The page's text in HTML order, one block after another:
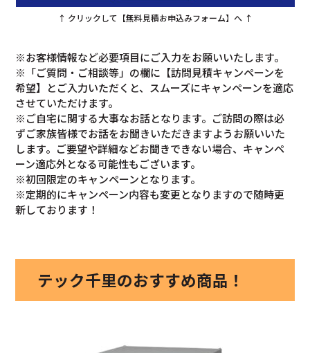
↑ クリックして【無料見積お申込みフォーム】へ ↑
※お客様情報など必要項目にご入力をお願いいたします。
※「ご質問・ご相談等」の欄に【訪問見積キャンペーンを
希望】とご入力いただくと、スムーズにキャンペーンを適応
させていただけます。
※ご自宅に関する大事なお話となります。ご訪問の際は必
ずご家族皆様でお話をお聞きいただきますようお願いいた
します。ご要望や詳細などお聞きできない場合、キャンペ
ーン適応外となる可能性もございます。
※初回限定のキャンペーンとなります。
※定期的にキャンペーン内容も変更となりますので随時更
新しております！
テック千里のおすすめ商品！